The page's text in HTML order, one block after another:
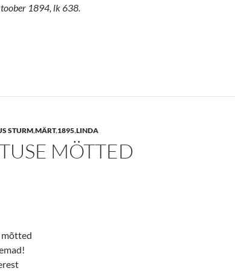
1894, lk 638.
STURM,MÄRT,1895,LINDA
MÖTTED
mõtted